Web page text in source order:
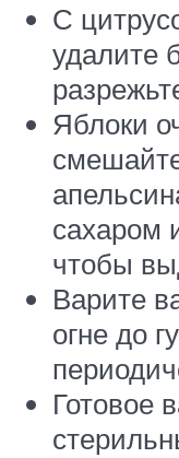
С
удалите
Яблоки
сахаром
чтобы
Варите
огне до
Готовое